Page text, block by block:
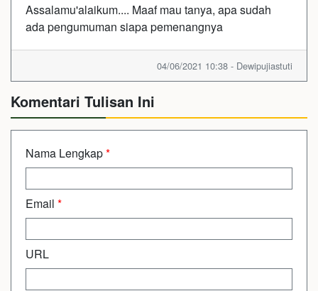
Assalamu'alaikum.... Maaf mau tanya, apa sudah
ada pengumuman siapa pemenangnya
04/06/2021 10:38 - Dewipujiastuti
Komentari Tulisan Ini
Nama Lengkap*
Email *
URL